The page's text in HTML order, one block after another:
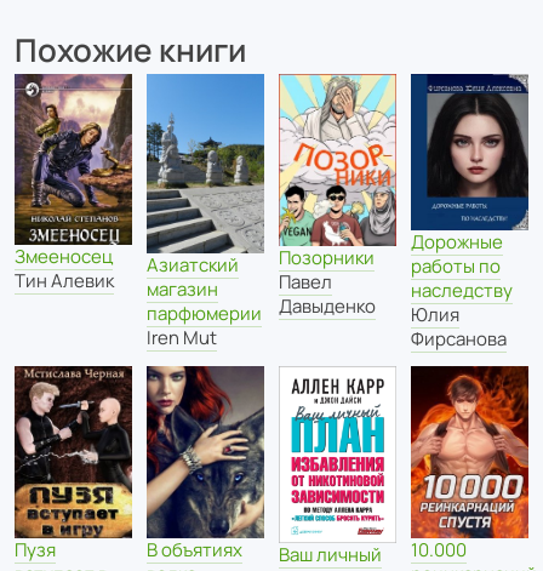
Похожие книги
Змееносец
Тин Алевик
Азиатский
магазин
парфюмерии
Iren Mut
Позорники
Павел
Давыденко
Дорожные
работы по
наследству
Юлия
Фирсанова
Пузя
В объятиях
Ваш личный
10.000